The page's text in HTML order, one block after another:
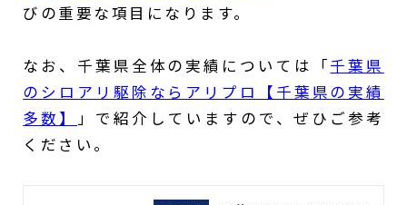
びの重要な項目になります。
なお、千葉県全体の実績については「千葉県
のシロアリ駆除ならアリプロ【千葉県の実績
多数】 」で紹介していますので、ぜひご参考
ください。